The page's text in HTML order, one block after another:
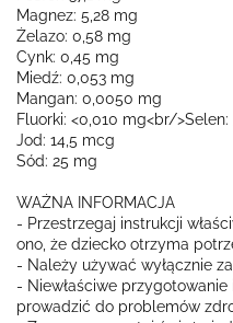
Magnez: 5,28 mg
Żelazo: 0,58 mg
Cynk: 0,45 mg
Miedź: 0,053 mg
Mangan: 0,0050 mg
Fluorki: <0,010 mg<br/>Selen:
Jod: 14,5 mcg
Sód: 25 mg
WAŻNA INFORMACJA
- Przestrzegaj instrukcji
ono, że dziecko otrzyma
- Należy używać wyłącznie
- Niewłaściwe
prowadzić do problemów